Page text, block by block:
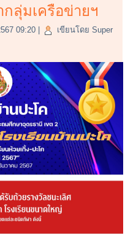
ลุ่มเครือข่ายฯ
09:20
เขียนโดย Super